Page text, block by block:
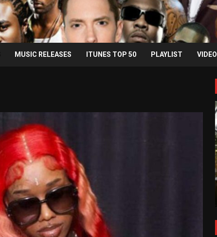
MUSIC RELEASES ITUNES TOP 50 PLAYLIST VIDEO
Taylor Swift officieel getrouwd met Travis
Kelce
1 month ago